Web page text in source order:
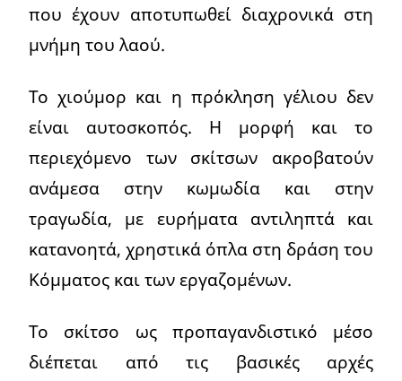
που έχουν αποτυπωθεί διαχρονικά στη
μνήμη του λαού.
Το χιούμορ και η πρόκληση γέλιου δεν
είναι αυτοσκοπός. Η μορφή και το
περιεχόμενο των σκίτσων ακροβατούν
ανάμεσα στην κωμωδία και στην
τραγωδία, με ευρήματα αντιληπτά και
κατανοητά, χρηστικά όπλα στη δράση του
Κόμματος και των εργαζομένων.
Το σκίτσο ως προπαγανδιστικό μέσο
διέπεται από τις βασικές αρχές